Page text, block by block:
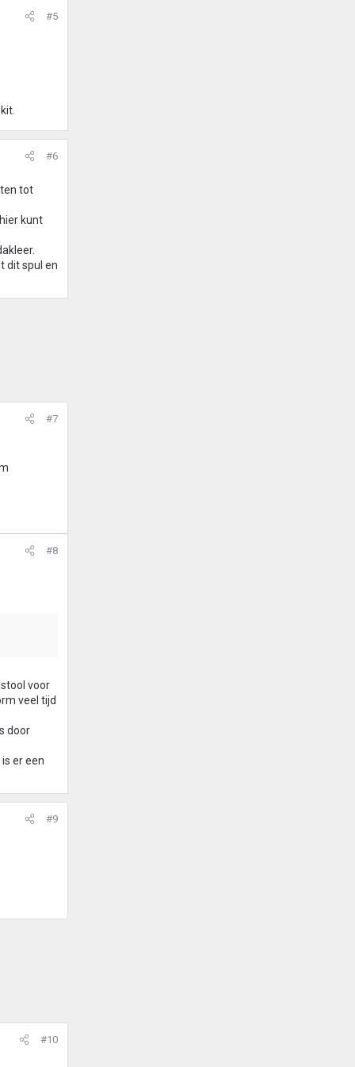
#5
#6
tot
kunt
dit spul en
#7
#8
voor
veel tijd
door
er een
#9
#10